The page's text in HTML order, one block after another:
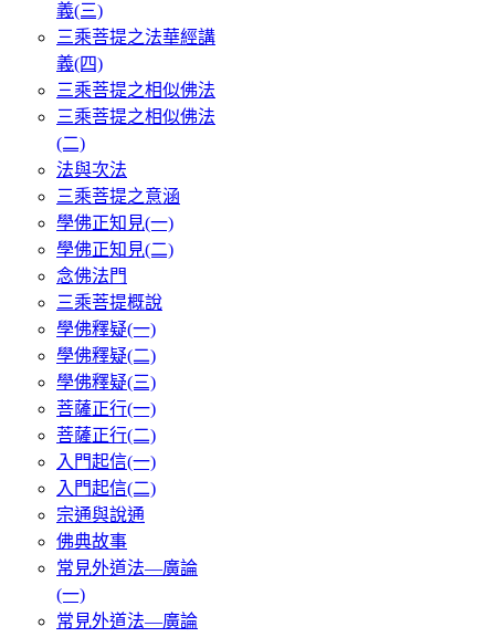
義(三)
三乘菩提之法華經講
義(四)
三乘菩提之相似佛法
三乘菩提之相似佛法
(二)
法與次法
三乘菩提之意涵
學佛正知見(一)
學佛正知見(二)
念佛法門
三乘菩提概說
學佛釋疑(一)
學佛釋疑(二)
學佛釋疑(三)
菩薩正行(一)
菩薩正行(二)
入門起信(一)
入門起信(二)
宗通與說通
佛典故事
常見外道法—廣論
(一)
常見外道法—廣論